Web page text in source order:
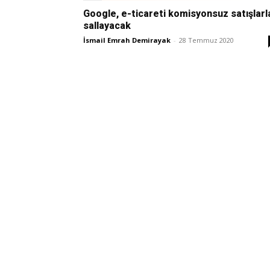
Google, e-ticareti komisyonsuz
sallayacak
İsmail Emrah Demirayak - 28 Temmuz 2020